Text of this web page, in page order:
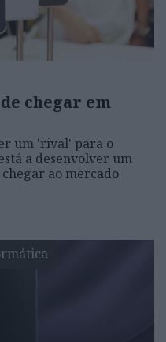
chegar em
um 'rival' para o
a desenvolver um
ao mercado